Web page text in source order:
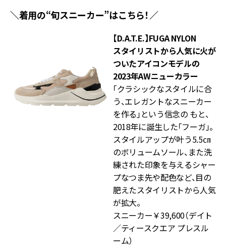
＼着用の“旬スニーカー”はこちら！／
【D.A.T.E.】FUGA NYLON
スタイリストから人気に火が
ついたアイコンモデルの
2023年AWニューカラー
「クラシックなスタイルに合
う、エレガントなスニーカー
を作る」という信念の もと、
2018年に誕生した「フーガ」。
スタイルアップが叶う5.5㎝
のボリュームソール、また洗
練された印象を与えるシャー
プなつま先や配色など、目の
肥えたスタイリストから人気
が拡大。
スニーカー￥39,600（デイト
／ティースクエア プレスル
ーム）